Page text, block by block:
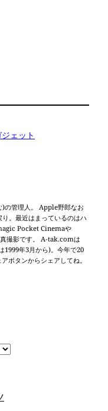
ジェット
の管理人。 Apple野郎なお
。最近はまっているのはハ
Pocket Cinemaや
撮影です。 A-tak.comは
1999年3月から)。今年で20
ボタンからシェアしてね。